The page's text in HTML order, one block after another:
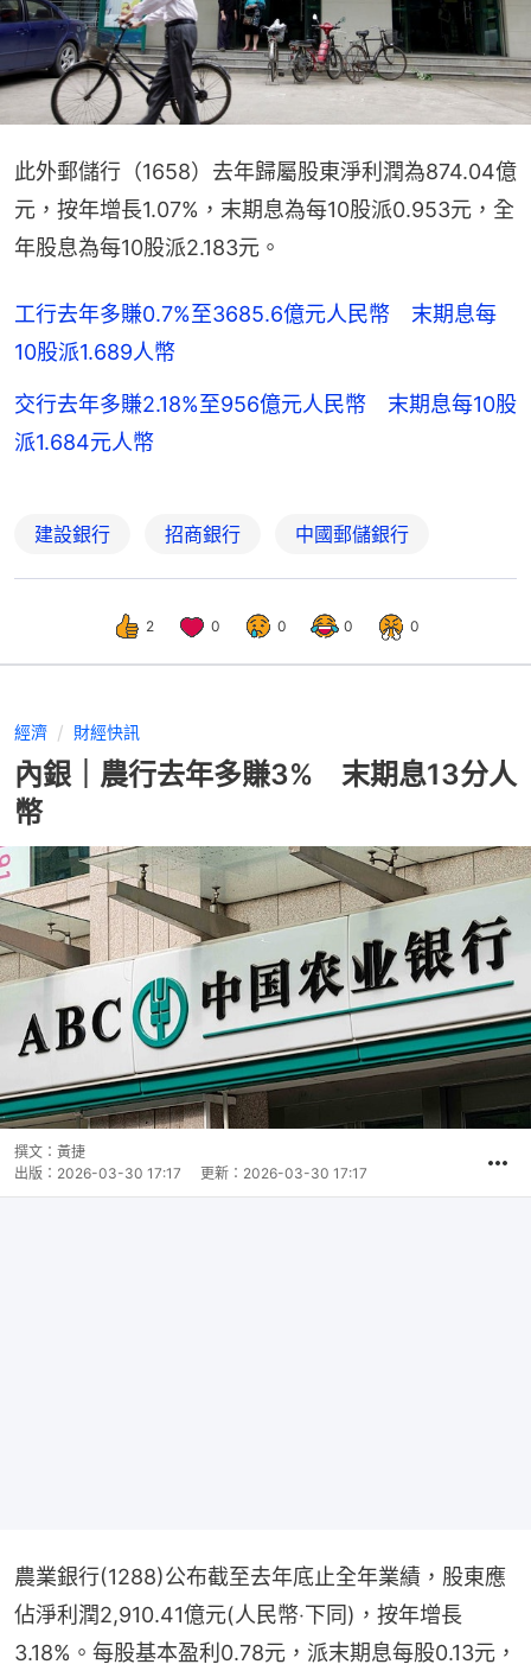
此外郵儲行（1658）去年歸屬股東淨利潤為874.04億
元，按年增長1.07%，末期息為每10股派0.953元，全
年股息為每10股派2.183元。
工行去年多賺0.7%至3685.6億元人民幣 末期息每
10股派1.689人幣
交行去年多賺2.18%至956億元人民幣 末期息每10股
派1.684元人幣
建設銀行 招商銀行 中國郵儲銀行
2 0 0 0 0
經濟 財經快訊
內銀｜農行去年多賺3% 末期息13分人
幣
撰文： 黃捷
出版： 2026-03-30 17:17 更新： 2026-03-30 17:17
農業銀行(1288)公布截至去年底止全年業績，股東應
佔淨利潤2,910.41億元(人民幣‧下同)，按年增長
3.18%。每股基本盈利0.78元，派末期息每股0.13元，